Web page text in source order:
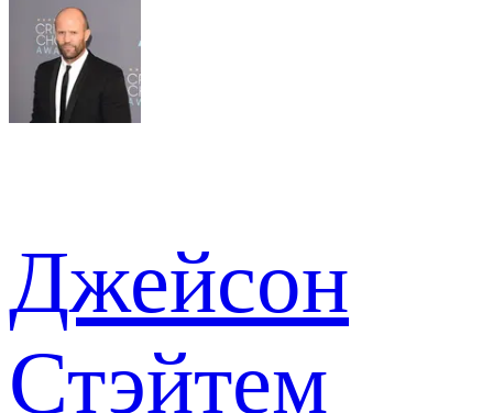
Джейсон
Стэйтем